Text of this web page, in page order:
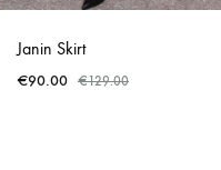
Janin Skirt
€90.00 €129.00